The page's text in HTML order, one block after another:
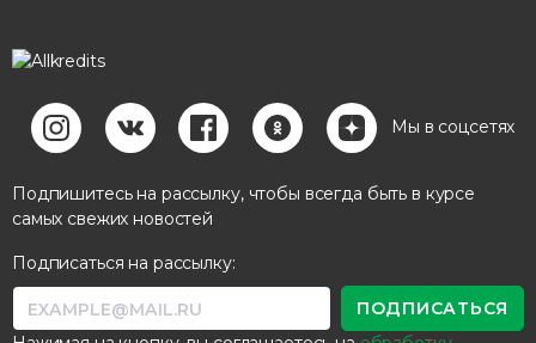
Мы в соцсетях
Подпишитесь на рассылку, чтобы всегда быть в курсе
самых свежих новостей
Подписаться на рассылку: